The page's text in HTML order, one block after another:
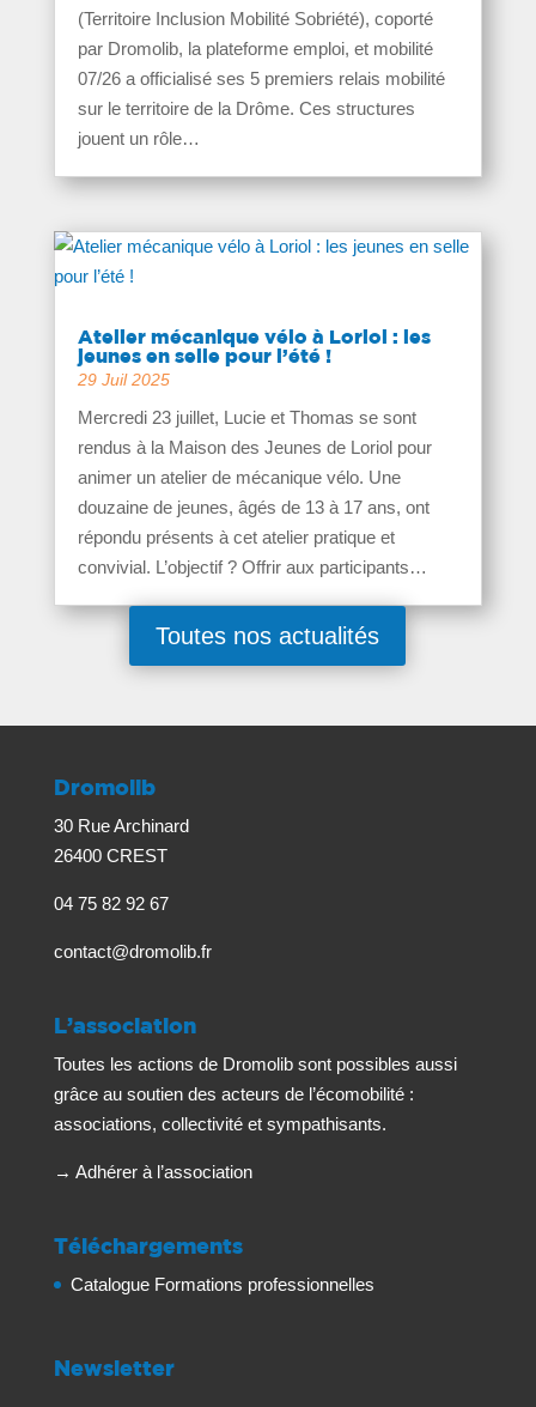
(Territoire Inclusion Mobilité Sobriété), coporté
par Dromolib, la plateforme emploi, et mobilité
07/26 a officialisé ses 5 premiers relais mobilité
sur le territoire de la Drôme. Ces structures
jouent un rôle…
Atelier mécanique vélo à Loriol : les
jeunes en selle pour l’été !
29 Juil 2025
Mercredi 23 juillet, Lucie et Thomas se sont
rendus à la Maison des Jeunes de Loriol pour
animer un atelier de mécanique vélo. Une
douzaine de jeunes, âgés de 13 à 17 ans, ont
répondu présents à cet atelier pratique et
convivial. L’objectif ? Offrir aux participants…
Toutes nos actualités
Dromolib
30 Rue Archinard
26400 CREST
04 75 82 92 67
contact@dromolib.fr
L’association
Toutes les actions de Dromolib sont possibles aussi
grâce au soutien des acteurs de l’écomobilité :
associations, collectivité et sympathisants.
→ Adhérer à l’association
Téléchargements
Catalogue Formations professionnelles
Newsletter